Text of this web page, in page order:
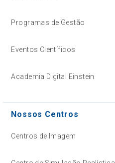
Programas de Gestão
Eventos Científicos
Academia Digital Einstein
Nossos Centros
Centros de Imagem